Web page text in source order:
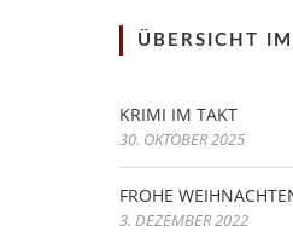
ÜBERSICHT
KRIMI IM TAKT
30. OKTOBER 2025
FROHE
3. DEZEMBER 2022